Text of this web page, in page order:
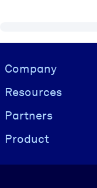
Visually hidden
Company
Resources
Partners
Product